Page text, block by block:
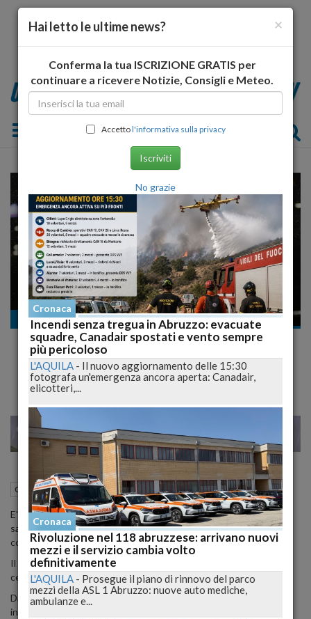
Toggle navigation
Cronaca dal mondo
Morto Patrick Day, il pugile finito in coma
dopo il match contro Conwell
MILANO 23
Cronaca dal mondo Roma (RM) 17 Ottobre 2019 11:46
E' morto Patrick Day, il 27enne pugile americano finito in coma
sabato scorso dopo essere andato al tappeto durante un match
contro Charles Conwell a Chicago.
Il pugile è stato anche sottoposto a un intervento chirurgico al
cervello, ma i medici non sono riusciti a salvarlo.
Day era andato al tappeto nel corso del decimo round di un
incontro nella categoria dei pesi superwelter, e subito le sue
×
Hai letto le ultime news?
Conferma la tua ISCRIZIONE GRATIS per
continuare a ricevere Notizie, Consigli e Meteo.
Accettol'informativa sulla privacy
Iscriviti
No grazie
Cronaca
Incendi senza tregua in Abruzzo: evacuate
squadre, Canadair spostati e vento sempre
più pericoloso
L'AQUILA - Il nuovo aggiornamento delle 15:30
fotografa un'emergenza ancora aperta: Canadair,
elicotteri,...
Cronaca
Rivoluzione nel 118 abruzzese: arrivano nuovi
mezzi e il servizio cambia volto
definitivamente
L'AQUILA - Prosegue il piano di rinnovo del parco
mezzi della ASL 1 Abruzzo: nuove auto mediche,
ambulanze e...